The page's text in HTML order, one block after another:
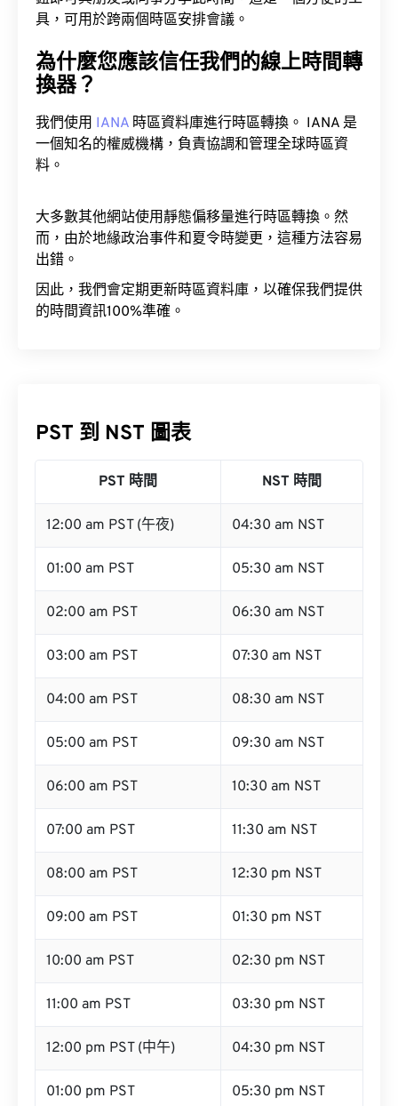
具，可用於跨兩個時區安排會議。
為什麼您應該信任我們的線上時間轉
換器？
我們使用 IANA 時區資料庫進行時區轉換。 IANA 是
一個知名的權威機構，負責協調和管理全球時區資
料。
大多數其他網站使用靜態偏移量進行時區轉換。然
而，由於地緣政治事件和夏令時變更，這種方法容易
出錯。
因此，我們會定期更新時區資料庫，以確保我們提供
的時間資訊100%準確。
PST 到 NST 圖表
PST 時間 NST 時間
12:00 am PST (午夜) 04:30 am NST
01:00 am PST 05:30 am NST
02:00 am PST 06:30 am NST
03:00 am PST 07:30 am NST
04:00 am PST 08:30 am NST
05:00 am PST 09:30 am NST
06:00 am PST 10:30 am NST
07:00 am PST 11:30 am NST
08:00 am PST 12:30 pm NST
09:00 am PST 01:30 pm NST
10:00 am PST 02:30 pm NST
11:00 am PST 03:30 pm NST
12:00 pm PST (中午) 04:30 pm NST
01:00 pm PST 05:30 pm NST